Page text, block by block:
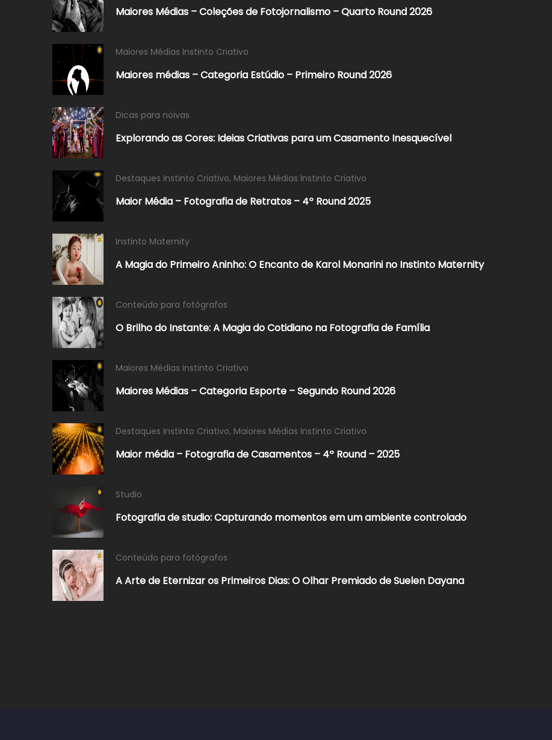
Maiores Médias – Coleções de Fotojornalismo – Quarto Round 2026
Maiores Médias Instinto Criativo
Maiores médias – Categoria Estúdio – Primeiro Round 2026
Dicas para noivas
Explorando as Cores: Ideias Criativas para um Casamento Inesquecível
Destaques Instinto Criativo, Maiores Médias Instinto Criativo
Maior Média – Fotografia de Retratos – 4º Round 2025
Instinto Maternity
A Magia do Primeiro Aninho: O Encanto de Karol Monarini no Instinto Maternity
Conteúdo para fotógrafos
O Brilho do Instante: A Magia do Cotidiano na Fotografia de Família
Maiores Médias Instinto Criativo
Maiores Médias – Categoria Esporte – Segundo Round 2026
Destaques Instinto Criativo, Maiores Médias Instinto Criativo
Maior média – Fotografia de Casamentos – 4º Round – 2025
Studio
Fotografia de studio: Capturando momentos em um ambiente controlado
Conteúdo para fotógrafos
A Arte de Eternizar os Primeiros Dias: O Olhar Premiado de Suelen Dayana​